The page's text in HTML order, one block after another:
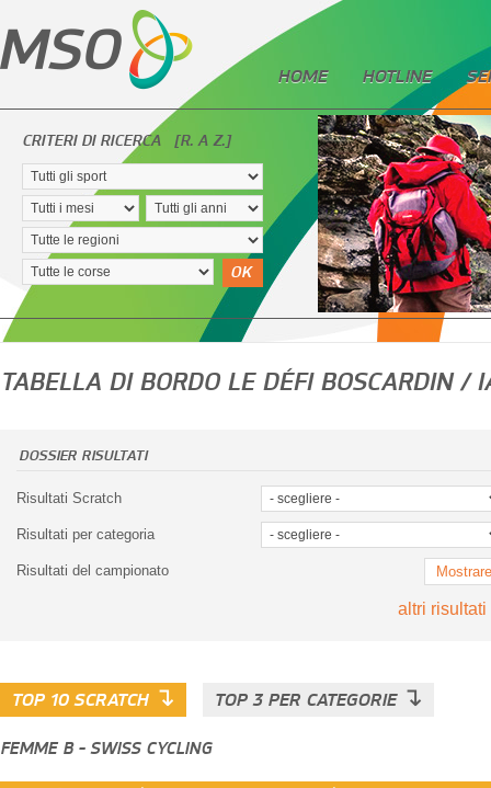
HOME HOTLINE
CRITERI DI RICERCA [R. A Z.]
OK
TABELLA DI BORDO LE DÉFI BOSCARDIN /
DOSSIER RISULTATI
Risultati Scratch
Risultati per categoria
Risultati del campionato Mostrare
altri risultati
TOP 10 SCRATCH ↴ TOP 3 PER CATEGORIE ↴
FEMME B - SWISS CYCLING